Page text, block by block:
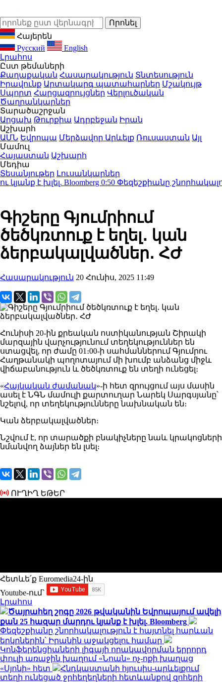
Հայերեն
Русский
English
Լրահոս
Ըստ թեմաների
Քաղաքական Հասարակություն Տնտեսություն
Իրավունք Արտակարգ պատահարներ Մշակույթ
Սպորտ Հարցազրույցներ Վերլուծական
Ծաղրանկարներ
Տարածաշրջան
Արցախ Թուրքիա Ադրբեջան Իրան
Աշխարհ
ԱՄՆ Եվրոպա Մերձավոր Արևելք Ռուսաստան Այլ
Մամուլ
Հայաստան Աշխարհ
Մեդիա
Տեսանյութեր Լուսանկարներ
է խլել. Bloomberg0:50 Փեզեշքիանը
Գիշերը Գյումրիում
ծեծկռտուք է եղել․ կան
ձերբակալվածներ․ ՀԺ
Հասարակություն 20 Հունիս, 2025 11:49
Հունիսի 20-ին քրեական ոստիկանության Շիրակի
մարզային վարչությունում տեղեկություններ են
ստացվել, որ ժամը 01։00-ի սահմաններում Գյումրու
Հաղթանակի պողոտայում մի խումբ անձանց միջև
վիճաբանություն և ծեծկռտուք են տեղի ունեցել։
«Հայկական ժամանակ»-ի հետ զրույցում այս մասին
ասել է ՆԳՆ մամուլի քարտուղար Նարեկ Սարգսյանը՝
նշելով, որ տեղեկությունները նախնական են։
Կան ձերբակալվածներ։
Նշվում է, որ տարածքի բնակիչները նաև կրակոցների
նմանվող ձայներ են լսել։
ՈՒՂԻՂ ԵԹԵՐ
Հետևե՛ք Euromedia24-ին
Youtube-ում`
Լրահոս
Ծայրահեղ շոգը 2026 թվականին Եվրոպայում ավելի
քան 25 հազար մարդու կյանք է խլել. Bloomberg
Փեզեշքիանը շնորհակալություն է հայտնել հարևան
երկրներին՝ Իրանին աջակցելու համար
Կոնֆերենցիաների լիգայի որակավորման երրորդ
փուլի առաջին խաղում «Նոան» ոչ-ոքի խաղաց
«Սյոնի» հետ
Հնդկաստանի հյուսիս-արևելքում
տեղի ունեցած ջրհեղեղների հետևանքով զոհերի